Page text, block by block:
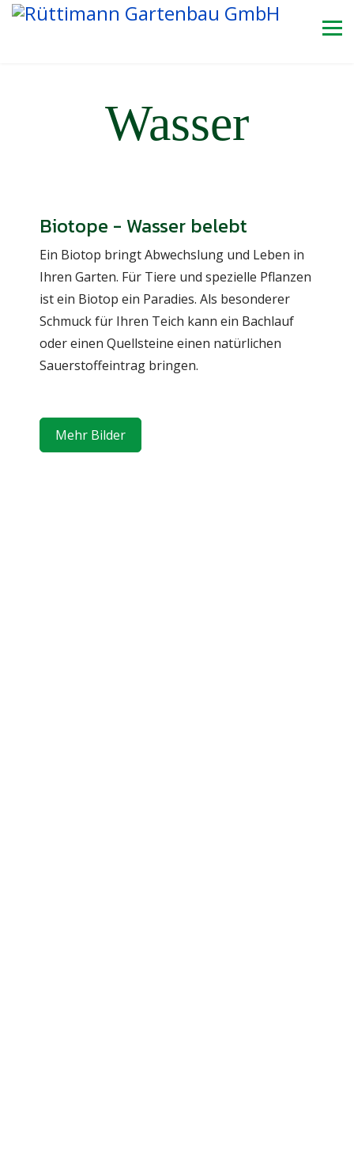
Wasser
Biotope - Wasser belebt
Ein Biotop bringt Abwechslung und Leben in
Ihren Garten. Für Tiere und spezielle Pflanzen
ist ein Biotop ein Paradies. Als besonderer
Schmuck für Ihren Teich kann ein Bachlauf
oder einen Quellsteine einen natürlichen
Sauerstoffeintrag bringen.
Mehr Bilder